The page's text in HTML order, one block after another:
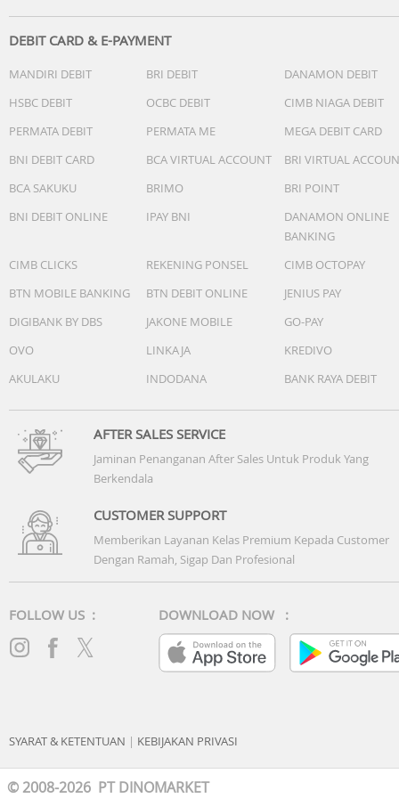
Isi Kotak
iPhone dengan iOS 26.
Kable USB-C ke USB-C.
DEBIT CARD & E-PAYMENT
MANDIRI DEBIT BRI DEBIT
DANAMON DEBIT
HSBC DEBIT
OCBC DEBIT
CIMB NIAGA DEBIT
PERMATA DEBIT
PERMATA ME
MEGA DEBIT CARD
BNI DEBIT CARD
BCA VIRTUAL ACCOUNT
BRI VIRTUAL
BCA SAKUKU
BRIMO
BRI POINT
BNI DEBIT ONLINE
IPAY BNI
DANAMON ONLINE
BANKING
CIMB CLICKS
REKENING PONSEL
CIMB OCTOPAY
BTN MOBILE BANKING
BTN DEBIT ONLINE
JENIUS PAY
DIGIBANK BY DBS
JAKONE MOBILE
GO-PAY
OVO
LINKAJA
KREDIVO
AKULAKU
INDODANA BANK RAYA DEBIT
AFTER SALES SERVICE
Jaminan Penanganan After Sales Untuk Produk Yang
Berkendala
CUSTOMER SUPPORT
Memberikan Layanan Kelas Premium Kepada Customer
Dengan Ramah, Sigap Dan Profesional
FOLLOW US : DOWNLOAD NOW :
SYARAT & KETENTUAN | KEBIJAKAN PRIVASI
© 2008-2026 PT DINOMARKET